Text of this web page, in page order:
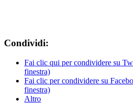
Condividi:
Fai clic qui per condividere su
finestra)
Fai clic per condividere su
finestra)
Altro